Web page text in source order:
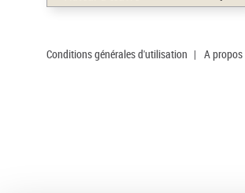
Conditions générales d'utilisation | A propos